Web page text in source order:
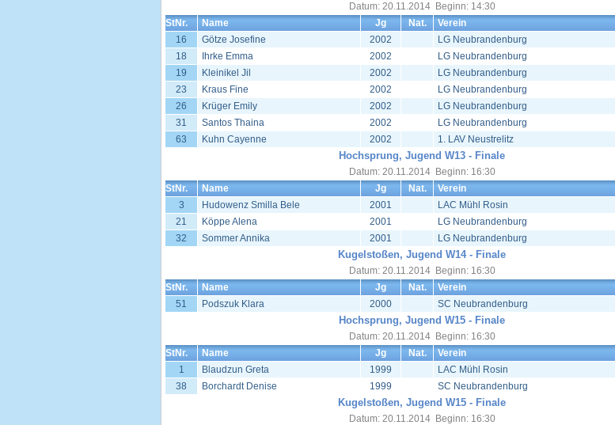
Datum: 20.11.2014 Beginn: 14:30
StNr.
Name Jg Nat. Verein
16
Götze Josefine 2002
LG Neubrandenburg
18
Ihrke Emma 2002
LG Neubrandenburg
19
Kleinikel Jil 2002
LG Neubrandenburg
23
Kraus Fine 2002
LG Neubrandenburg
26
Krüger Emily 2002
LG Neubrandenburg
31
Santos Thaina 2002
LG Neubrandenburg
63
Kuhn Cayenne 2002 1. LAV Neustrelitz
Hochsprung, Jugend W13 - Finale
Datum: 20.11.2014 Beginn: 16:30
StNr.
Name Jg Nat. Verein
3
Hudowenz Smilla Bele 2001
LAC Mühl Rosin
21
Köppe Alena 2001
LG Neubrandenburg
32
Sommer Annika 2001 LG Neubrandenburg
Kugelstoßen, Jugend W14 - Finale
Datum: 20.11.2014 Beginn: 16:30
StNr.
Name Jg Nat. Verein
51
Podszuk Klara 2000 SC Neubrandenburg
Hochsprung, Jugend W15 - Finale
Datum: 20.11.2014 Beginn: 16:30
StNr.
Name Jg Nat. Verein
1
Blaudzun Greta 1999
LAC Mühl Rosin
38
Borchardt Denise 1999 SC Neubrandenburg
Kugelstoßen, Jugend W15 - Finale
Datum: 20.11.2014 Beginn: 16:30